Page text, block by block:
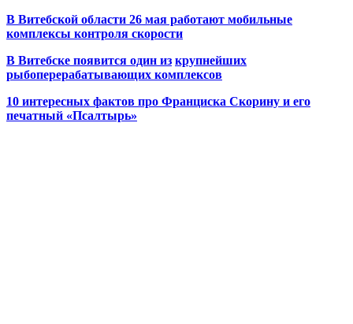
В Витебской области 26 мая работают мобильные
комплексы контроля скорости
В Витебске появится один из крупнейших
рыбоперерабатывающих комплексов
10 интересных фактов про Франциска Скорину и его
печатный «Псалтырь»